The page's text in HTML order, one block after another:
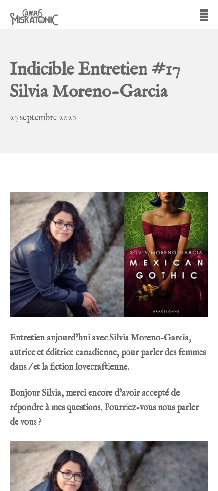
contenu
Campus Miskatonic
Indicible Entretien #17
Silvia Moreno-Garcia
27 septembre 2020
Entretien aujourd’hui avecSilvia Moreno-Garcia,
autrice et éditrice canadienne, pour parler des femmes
dans / et la fiction lovecraftienne.
Bonjour Silvia, merci encore d’avoir accepté de
répondre à mes questions. Pourriez-vous nous parler
de vous ?